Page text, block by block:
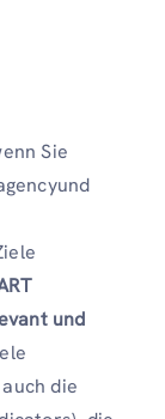
Sie
und
die